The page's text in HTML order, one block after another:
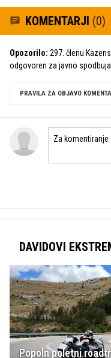
KOMENTARJI (0)
Opozorilo: 297. členu
odgovoren za javno
PRAVILA ZA OBJAVO
DAVIDOVI
Popoln poletni